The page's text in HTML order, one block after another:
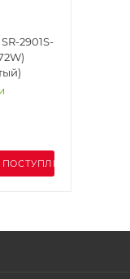
2901S-